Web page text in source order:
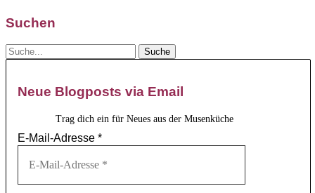
Suchen
Neue Blogposts via Email
Trag dich ein für Neues aus der Musenküche
E-Mail-Adresse *